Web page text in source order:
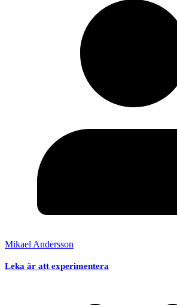
Mikael Andersson
Leka är att experimentera